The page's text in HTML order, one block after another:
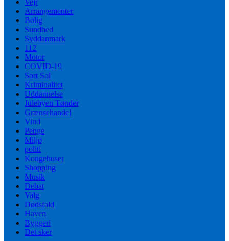
Arrangementer
Bolig
Sundhed
Syddanmark
112
Motor
COVID-19
Sort Sol
Kriminalitet
Uddannelse
Julebyen Tønder
Grænsehandel
Vind
Penge
Miljø
politi
Kongehuset
Shopping
Musik
Debat
Valg
Dødsfald
Haven
Byggeri
Det sker